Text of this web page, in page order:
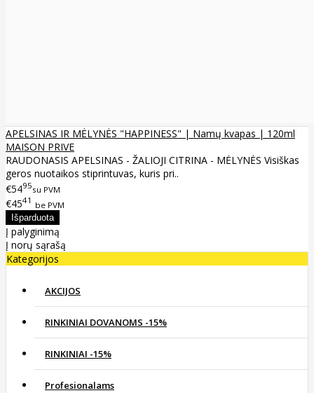
APELSINAS IR MĖLYNĖS "HAPPINESS" | Namų kvapas | 120ml
MAISON PRIVE
RAUDONASIS APELSINAS - ŽALIOJI CITRINA - MĖLYNĖS Visiškas
geros nuotaikos stiprintuvas, kuris pri..
€5495su PVM
€4541 be PVM
Į palyginimą
Į norų sąrašą
Kategorijos
AKCIJOS
RINKINIAI DOVANOMS -15%
RINKINIAI -15%
Profesionalams